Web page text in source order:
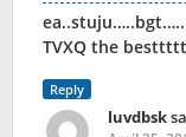
ea..stuju…..bgt…..
TVXQ the
Reply
luvdbsk